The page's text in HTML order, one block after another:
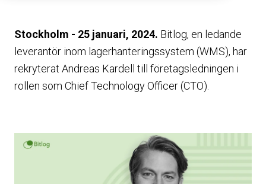
Stockholm - 25 januari, 2024. Bitlog, en ledande
leverantör inom lagerhanteringssystem (WMS), har
rekryterat Andreas Kardell till företagsledningen i
rollen som Chief Technology Officer (CTO).